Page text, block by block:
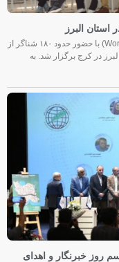
البرز
جشنواره بزرگداشت روز جهانی شنا (World Aquatics Day) با حضور حدود ۱۸۰ شناگر از
در کرج برگزار شد. به
خبرنگار و اهدای